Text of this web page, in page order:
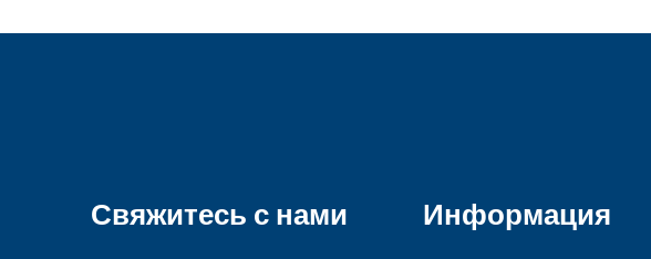
Свяжитесь с нами Информация